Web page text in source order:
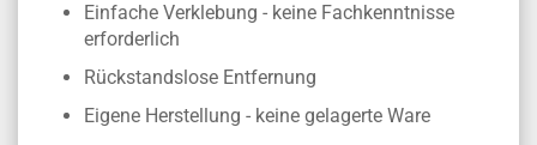
Einfache Verklebung - keine Fachkenntnisse
erforderlich
Rückstandslose Entfernung
Eigene Herstellung - keine gelagerte Ware